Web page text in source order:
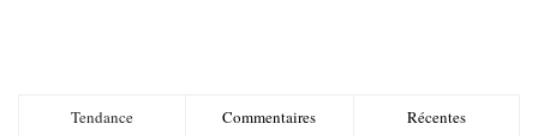
Tendance Commentaires Récentes